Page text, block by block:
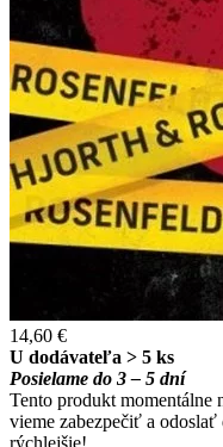
14,60 €
U dodávateľa > 5 ks
Posielame do 3 – 5 dní
Tento produkt momentálne
vieme zabezpečiť a odoslať
rýchlejšie!